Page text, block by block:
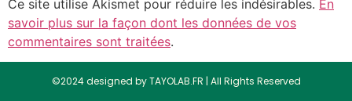
Ce site utilise Akismet pour réduire les indésirables. En
savoir plus sur la façon dont les données de vos
commentaires sont traitées.
©2024 designed by TAYOLAB.FR | All Rights Reserved